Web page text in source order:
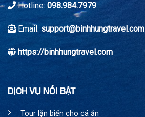
Hotline: 098.984.7979
Email:support@binhhungtravel.com
https://binhhungtravel.com
DỊCH VỤ NỔI BẬT
Tour lặn biển cho cá ăn